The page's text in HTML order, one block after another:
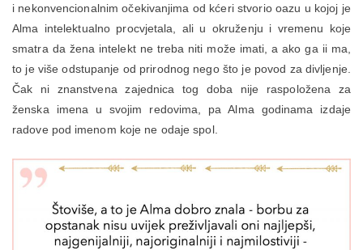
i nekonvencionalnim očekivanjima od kćeri stvorio oazu u kojoj je
Alma intelektualno procvjetala, ali u okruženju i vremenu koje
smatra da žena intelekt ne treba niti može imati, a ako ga ii ma,
to je više odstupanje od prirodnog nego što je povod za divljenje.
Čak ni znanstvena zajednica tog doba nije raspoložena za
ženska imena u svojim redovima, pa Alma godinama izdaje
radove pod imenom koje ne odaje spol.